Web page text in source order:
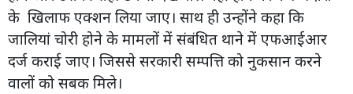
के खिलाफ एक्शन लिया जाए। साथ ही उन्होंने कहा कि
जालियां चोरी होने के मामलों में संबंधित थाने में एफआईआर
दर्ज कराई जाए। जिससे सरकारी सम्पत्ति को नुकसान करने
वालों को सबक मिले।